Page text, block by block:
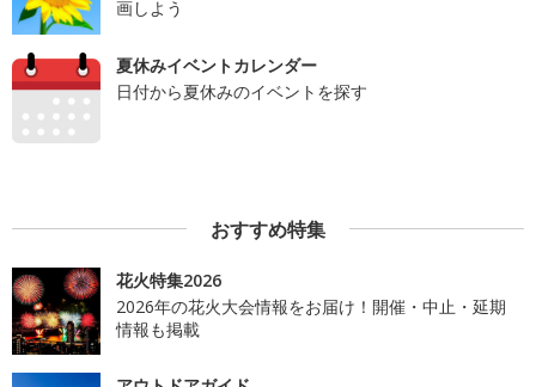
画しよう
夏休みイベントカレンダー
日付から夏休みのイベントを探す
おすすめ特集
花火特集2026
2026年の花火大会情報をお届け！開催・中止・延期
情報も掲載